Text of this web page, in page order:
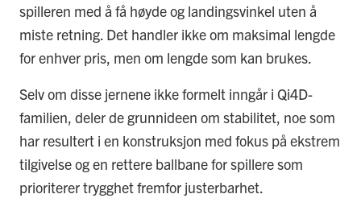
spilleren med å få høyde og landingsvinkel uten å
miste retning. Det handler ikke om maksimal lengde
for enhver pris, men om lengde som kan brukes.
Selv om disse jernene ikke formelt inngår i Qi4D-
familien, deler de grunnideen om stabilitet, noe som
har resultert i en konstruksjon med fokus på ekstrem
tilgivelse og en rettere ballbane for spillere som
prioriterer trygghet fremfor justerbarhet.